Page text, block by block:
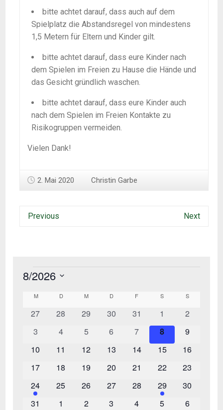
bitte achtet darauf, dass auch auf dem
Spielplatz die Abstandsregel von mindestens
1,5 Metern für Eltern und Kinder gilt.
bitte achtet darauf, dass eure Kinder nach
dem Spielen im Freien zu Hause die Hände und
das Gesicht gründlich waschen.
bitte achtet darauf, dass eure Kinder auch
nach dem Spielen im Freien Kontakte zu
Risikogruppen vermeiden.
Vielen Dank!
2. Mai 2020 Christin Garbe
Previous Next